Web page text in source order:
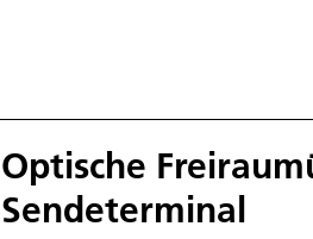
Optische
Sendeterminal